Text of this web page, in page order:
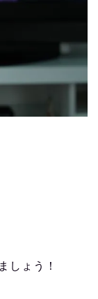
しょう！